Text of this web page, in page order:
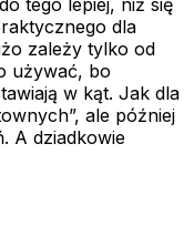
dla
zależy tylko od
używać, bo
w kąt. Jak dla
ale później
A dziadkowie